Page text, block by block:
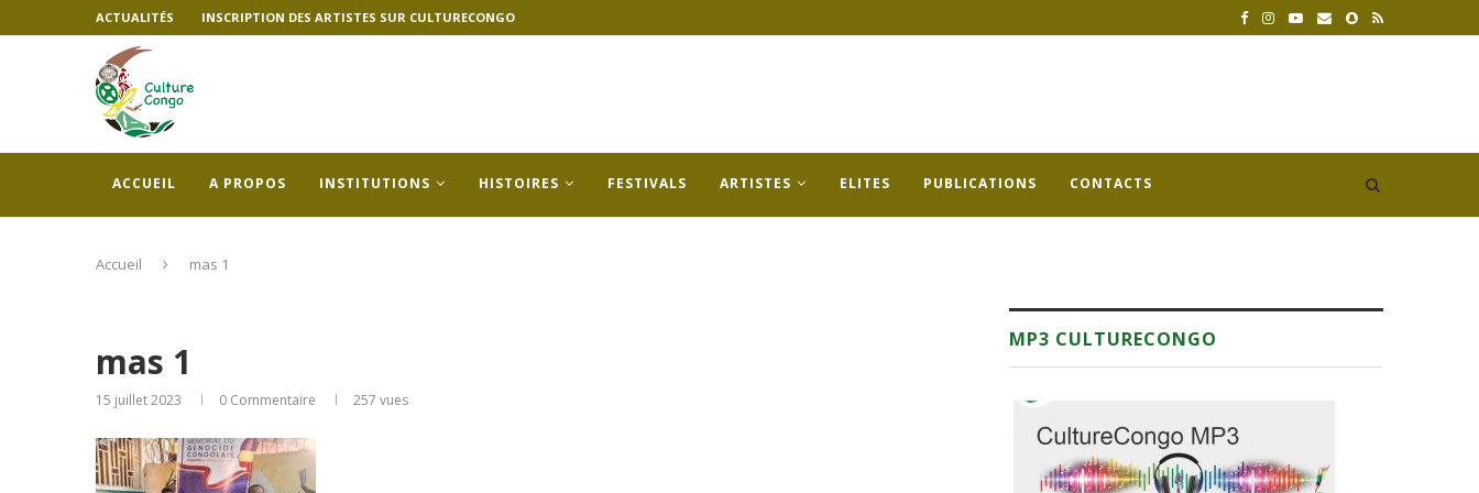
ACTUALITÉS INSCRIPTION DES ARTISTES SUR CULTURECONGO
ACCUEIL A PROPOS INSTITUTIONS HISTOIRES FESTIVALS ARTISTES ELITES PUBLICATIONS CONTACTS
Accueil mas 1
mas 1
15 juillet 2023 0 Commentaire 257 vues
MP3 CULTURECONGO